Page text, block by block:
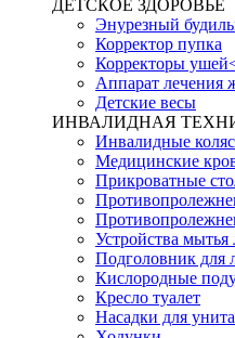
ДЕТСКОЕ ЗДОРОВЬЕ
Энурезный
Корректор пупка
Корректоры
Аппарат лечения
Детские весы
ИНВАЛИДНАЯ
Инвалидные
Медицинские
Прикроватные
Устройства
Подголовник для
Кислородные
Кресло туалет
Насадки для